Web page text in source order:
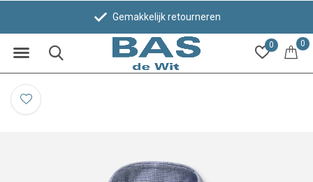
0 0
Gemakkelijk retourneren